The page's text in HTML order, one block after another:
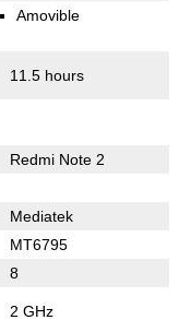
Amovible
11.5 hours
Redmi Note 2
Mediatek
MT6795
8
2 GHz